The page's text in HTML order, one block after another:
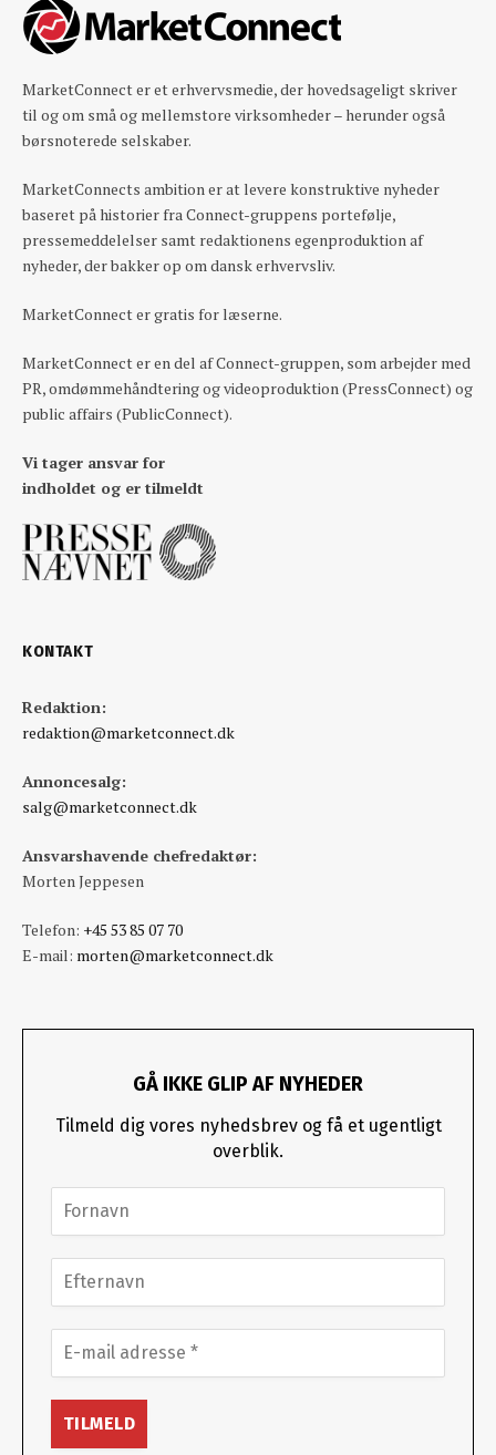
MarketConnect er et erhvervsmedie, der hovedsageligt skriver
til og om små og mellemstore virksomheder – herunder også
børsnoterede selskaber.
MarketConnects ambition er at levere konstruktive nyheder
baseret på historier fra Connect-gruppens portefølje,
pressemeddelelser samt redaktionens egenproduktion af
nyheder, der bakker op om dansk erhvervsliv.
MarketConnect er gratis for læserne.
MarketConnect er en del af Connect-gruppen, som arbejder med
PR, omdømmehåndtering og videoproduktion (PressConnect) og
public affairs (PublicConnect).
Vi tager ansvar for
indholdet og er tilmeldt
KONTAKT
Redaktion:
redaktion@marketconnect.dk
Annoncesalg:
salg@marketconnect.dk
Ansvarshavende chefredaktør:
Morten Jeppesen
Telefon: +45 53 85 07 70
E-mail: morten@marketconnect.dk
GÅ IKKE GLIP AF NYHEDER
Tilmeld dig vores nyhedsbrev og få et ugentligt
overblik.